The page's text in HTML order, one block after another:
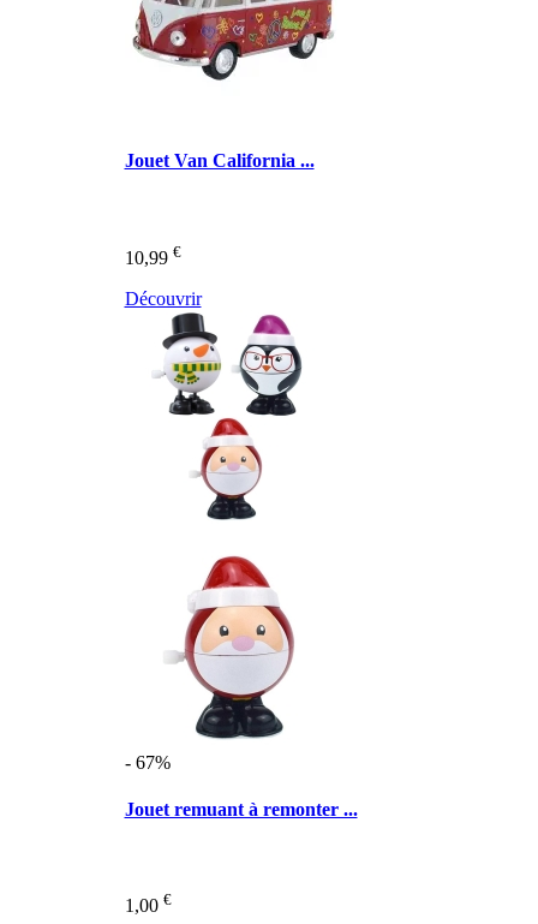
Jouet Van California ...
10,99 €
Découvrir
- 67%
Jouet remuant à remonter ...
1,00 €